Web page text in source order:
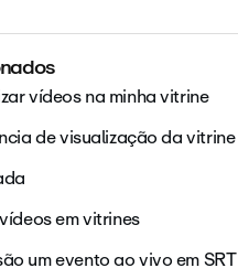
vídeos na minha vitrine
de visualização da vitrine
em vitrines
um evento ao vivo em SRT